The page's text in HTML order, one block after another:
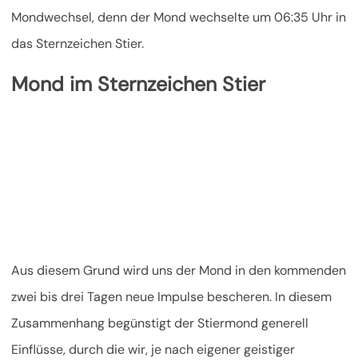
Mondwechsel, denn der Mond wechselte um 06:35 Uhr in
das Sternzeichen Stier.
Mond im Sternzeichen Stier
Aus diesem Grund wird uns der Mond in den kommenden
zwei bis drei Tagen neue Impulse bescheren. In diesem
Zusammenhang begünstigt der Stiermond generell
Einflüsse, durch die wir, je nach eigener geistiger